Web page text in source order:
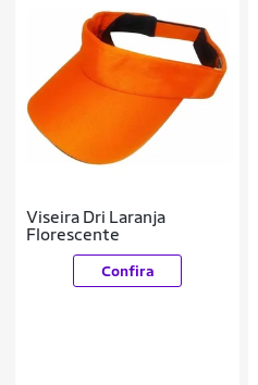
Viseira Dri Laranja
Florescente
Confira